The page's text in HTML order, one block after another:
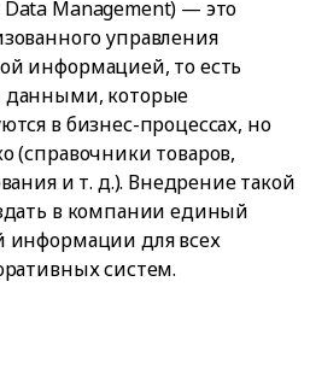
Management) — это
управления
информацией, то есть
данными, которые
в бизнес-процессах, но
(справочники товаров,
и т. д.). Внедрение такой
в компании единый
информации для всех
систем.